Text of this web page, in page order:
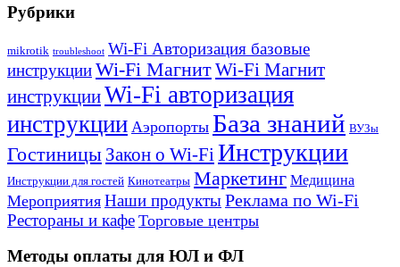
Рубрики
mikrotik troubleshoot Wi-Fi Авторизация базовые
инструкцииWi-Fi МагнитWi-Fi Магнит
инструкцииWi-Fi авторизация
инструкции Аэропорты База знаний ВУЗы
Гостиницы Закон о Wi-Fi Инструкции
Инструкции для гостей Кинотеатры Маркетинг Медицина
Мероприятия Наши продуктыРеклама по Wi-Fi
Рестораны и кафе Торговые центры
Методы оплаты для ЮЛ и ФЛ